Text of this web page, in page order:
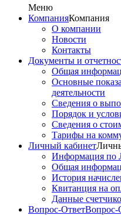
Меню
КомпанияКомпания
О компании
Новости
Контакты
Документы и
Общая
Основные
деятельности
Сведения о
Порядок и
Сведения о
Тарифы на
Личный кабинет
Информация по
Общая
История
Квитанция на
Данные
Вопрос-ОтветВопрос-